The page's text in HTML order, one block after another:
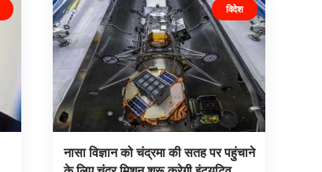
विदेश
नासा विज्ञान को चंद्रमा की सतह पर पहुंचाने